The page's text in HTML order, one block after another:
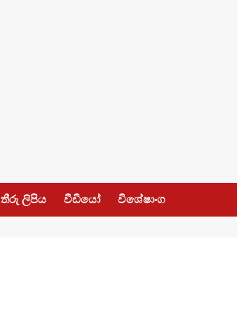
තීරු ලිපිය වීඩියෝ විශේෂාංග